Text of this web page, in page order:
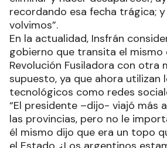
recordando esa fecha trágica;
volvimos”.
En la actualidad, Insfrán
gobierno que transita el mismo
Revolución Fusiladora con otra
supuesto, ya que ahora utilizan
tecnológicos como redes
“El presidente –dijo- viajó más
las provincias, pero no le
él mismo dijo que era un topo